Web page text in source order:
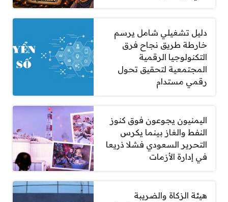
دليل تشغيلي شامل يرسم
خارطة طريق نجاح فرق
التكنولوجيا الرقمية
المجتمعية لتحقيق تحول
رقمي مستدام
اليمنيون يجوعون فوق كنوز
النفط والغاز بينما يكرس
التحرير السعودي فشلا ذريعا
في إدارة الأزمات
هيئة الزكاة والضريبة